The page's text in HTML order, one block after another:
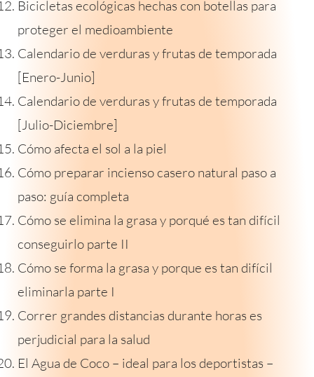
Bicicletas ecológicas hechas con botellas para
proteger el medioambiente
Calendario de verduras y frutas de temporada
[Enero-Junio]
Calendario de verduras y frutas de temporada
[Julio-Diciembre]
Cómo afecta el sol a la piel
Cómo preparar incienso casero natural paso a
paso: guía completa
Cómo se elimina la grasa y porqué es tan difícil
conseguirlo parte II
Cómo se forma la grasa y porque es tan difícil
eliminarla parte I
Correr grandes distancias durante horas es
perjudicial para la salud
El Agua de Coco – ideal para los deportistas –